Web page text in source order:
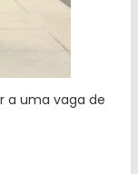
a uma vaga de